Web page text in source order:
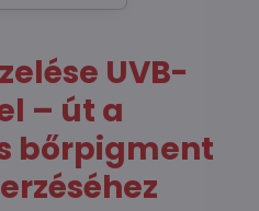
UVB-
– út a
bőrpigment